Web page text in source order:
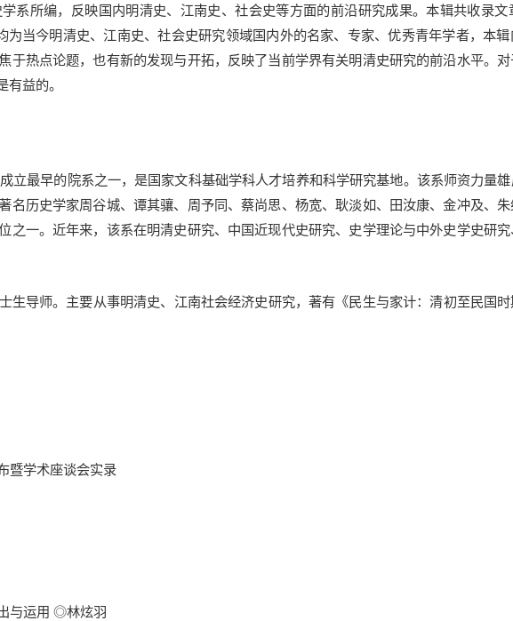
系所编，反映国内明清史、江南史、社会史等方面的前沿研究成果。本辑共收录文
当今明清史、江南史、社会史研究领域国内外的名家、专家、优秀青年学者，本
于热点论题，也有新的发现与开拓，反映了当前学界有关明清史研究的前沿水平。
益的。
立最早的院系之一，是国家文科基础学科人才培养和科学研究基地。该系师资力量
名历史学家周谷城、谭其骧、周予同、蔡尚思、杨宽、耿淡如、田汝康、金冲及、
之一。近年来，该系在明清史研究、中国近现代史研究、史学理论与中外史学史研
生导师。主要从事明清史、江南社会经济史研究，著有《民生与家计：清初至民国时
暨学术座谈会实录
与运用 ◎林炫羽